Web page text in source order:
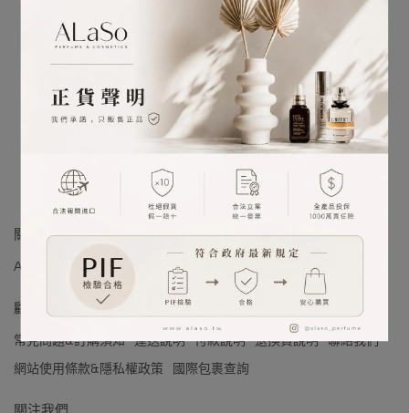
很抱歉，無商品符合篩選條件
請重新輸入篩選
關於我們
ALaSo 品牌理念 ALaSo 會員制度 ALaSo 的品質承諾 (PIF)
顧客服務
常見問題&訂購須知 運送說明 付款說明 退換貨說明 聯絡我們
網站使用條款&隱私權政策
國際包裹查詢